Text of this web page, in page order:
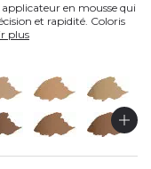
en mousse qui
et rapidité. Coloris
plus